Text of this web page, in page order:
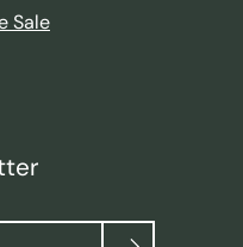
Sale